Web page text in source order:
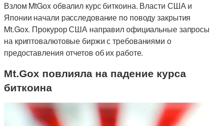
Взлом MtGox обвалил курс биткоина. Власти США и
Японии начали расследование по поводу закрытия
Mt.Gox. Прокурор США направил официальные запросы
на криптовалютовые биржи с требованиями о
предоставления отчетов об их работе.
Mt.Gox повлияла на падение курса
биткоина